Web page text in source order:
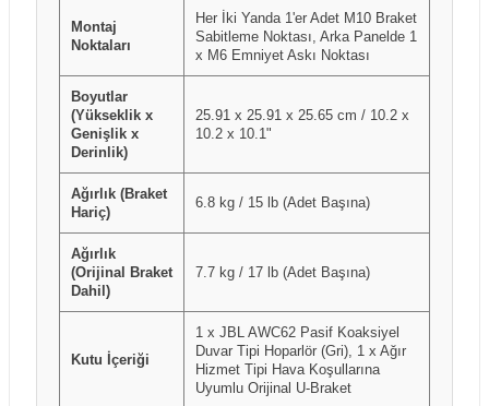
Montaj
Noktaları
Her İki Yanda 1'er Adet M10 Braket
Sabitleme Noktası, Arka Panelde 1
x M6 Emniyet Askı Noktası
Boyutlar
(Yükseklik x
Genişlik x
Derinlik)
25.91 x 25.91 x 25.65 cm / 10.2 x
10.2 x 10.1"
Ağırlık (Braket
Hariç)
6.8 kg / 15 lb (Adet Başına)
Ağırlık
(Orijinal Braket
Dahil)
7.7 kg / 17 lb (Adet Başına)
Kutu İçeriği
1 x JBL AWC62 Pasif Koaksiyel
Duvar Tipi Hoparlör (Gri), 1 x Ağır
Hizmet Tipi Hava Koşullarına
Uyumlu Orijinal U-Braket